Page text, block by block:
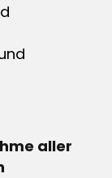
aller